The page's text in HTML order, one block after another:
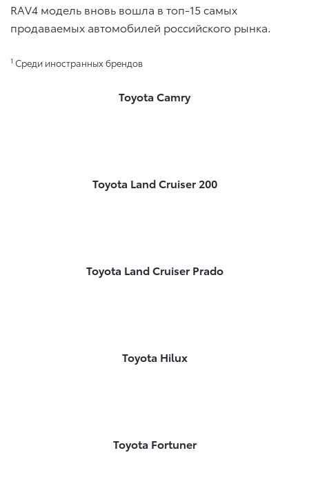
RAV4 модель вновь вошла в топ-15 самых
продаваемых автомобилей российского рынка.
1 Среди иностранных брендов
Toyota Camry
Toyota Land Cruiser 200
Toyota Land Cruiser Prado
Toyota Hilux
Toyota Fortuner